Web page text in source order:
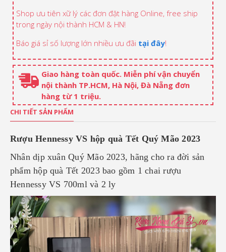
Shop ưu tiên xữ lý các đơn đặt hàng Online, free ship
trong ngày nội thành HCM & HN!
Báo giá sỉ số lượng lớn nhiều ưu đãi tại đây!
Giao hàng toàn quốc. Miễn phí vận chuyển
nội thành TP.HCM, Hà Nội, Đà Nẵng đơn
hàng từ 1 triệu.
CHI TIẾT SẢN PHẨM
Rượu Hennessy VS hộp quà Tết Quý Mão 2023
Nhân dịp xuân Quý Mão 2023, hãng cho ra đời sản
phẩm hộp quà Tết 2023 bao gồm 1 chai rượu
Hennessy VS 700ml và 2 ly